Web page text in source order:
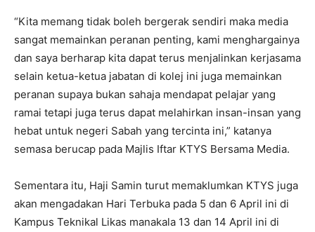
“Kita memang tidak boleh bergerak sendiri maka media
sangat memainkan peranan penting, kami menghargainya
dan saya berharap kita dapat terus menjalinkan kerjasama
selain ketua-ketua jabatan di kolej ini juga memainkan
peranan supaya bukan sahaja mendapat pelajar yang
ramai tetapi juga terus dapat melahirkan insan-insan yang
hebat untuk negeri Sabah yang tercinta ini,” katanya
semasa berucap pada Majlis Iftar KTYS Bersama Media.
Sementara itu, Haji Samin turut memaklumkan KTYS juga
akan mengadakan Hari Terbuka pada 5 dan 6 April ini di
Kampus Teknikal Likas manakala 13 dan 14 April ini di